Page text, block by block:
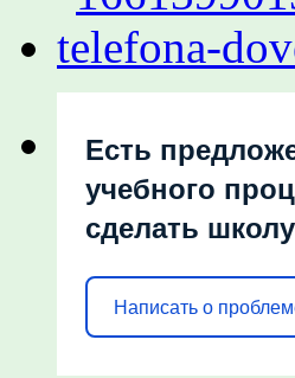
Есть
учебного
сделать
Написать о